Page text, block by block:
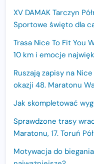
XV DAMAK Tarczyn
Sportowe święto dla
Trasa Nice To Fit You
10 km i emocje
Ruszają zapisy na
okazji 48. Maratonu
Jak skompletować
Sprawdzone trasy
Maratonu, 17. Toruń
Motywacja do